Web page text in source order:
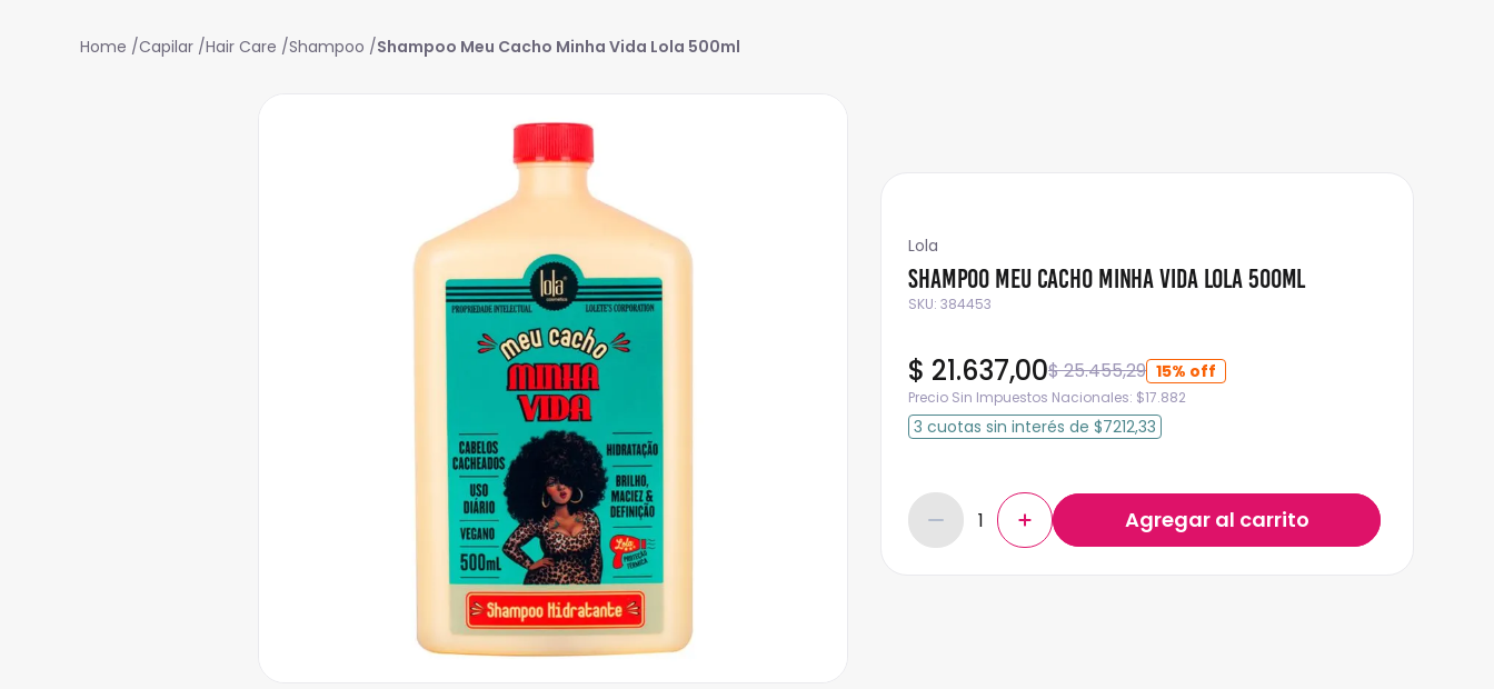
Capilar Hair Care Shampoo Shampoo Meu Cacho Minha Vida Lola 500ml
Lola
Shampoo Meu Cacho Minha Vida Lola 500ml
SKU: 384453
$25.455,29
$ 21.637,00 15%
Precio Sin Impuestos Nacionales: $17.882
3 cuotas sin interés de $7212,33